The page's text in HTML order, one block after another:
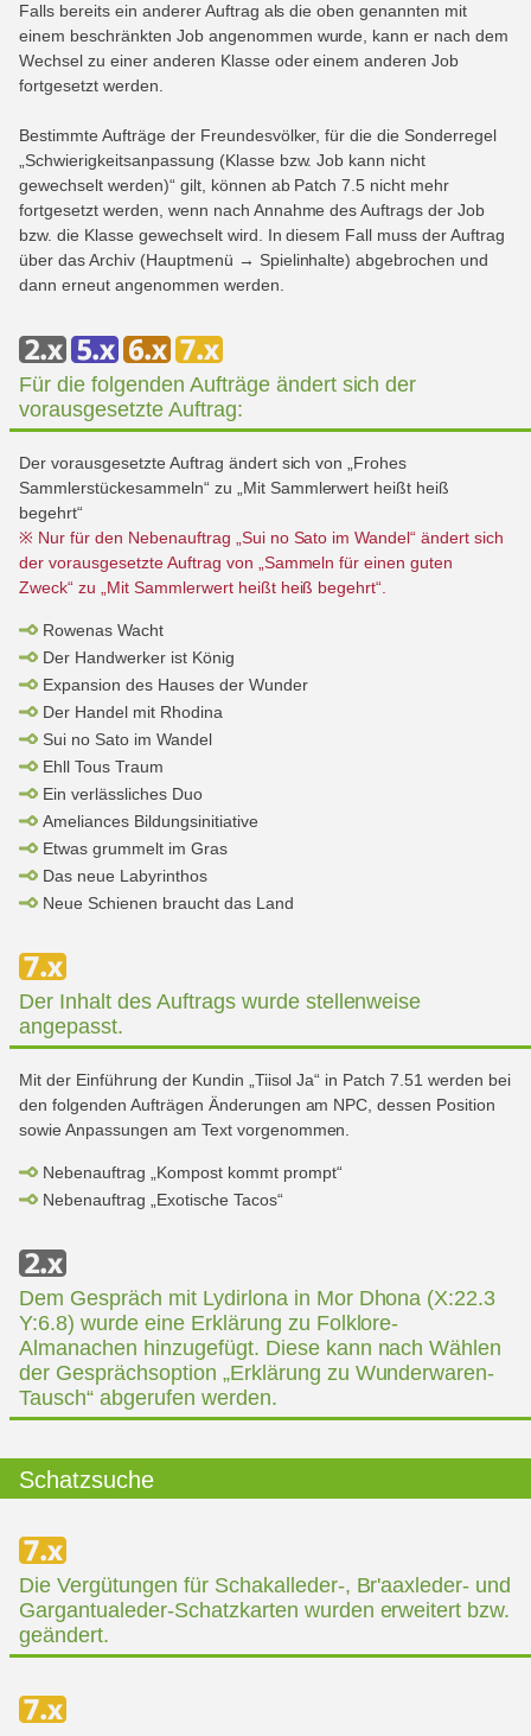
Falls bereits ein anderer Auftrag als die oben genannten mit
einem beschränkten Job angenommen wurde, kann er nach dem
Wechsel zu einer anderen Klasse oder einem anderen Job
fortgesetzt werden.
Bestimmte Aufträge der Freundesvölker, für die die Sonderregel
„Schwierigkeitsanpassung (Klasse bzw. Job kann nicht
gewechselt werden)“ gilt, können ab Patch 7.5 nicht mehr
fortgesetzt werden, wenn nach Annahme des Auftrags der Job
bzw. die Klasse gewechselt wird. In diesem Fall muss der Auftrag
über das Archiv (Hauptmenü → Spielinhalte) abgebrochen und
dann erneut angenommen werden.
Für die folgenden Aufträge ändert sich der
vorausgesetzte Auftrag:
Der vorausgesetzte Auftrag ändert sich von „Frohes
Sammlerstückesammeln“ zu „Mit Sammlerwert heißt heiß
begehrt“
※ Nur für den Nebenauftrag „Sui no Sato im Wandel“ ändert sich
der vorausgesetzte Auftrag von „Sammeln für einen guten
Zweck“ zu „Mit Sammlerwert heißt heiß begehrt“.
Rowenas Wacht
Der Handwerker ist König
Expansion des Hauses der Wunder
Der Handel mit Rhodina
Sui no Sato im Wandel
Ehll Tous Traum
Ein verlässliches Duo
Ameliances Bildungsinitiative
Etwas grummelt im Gras
Das neue Labyrinthos
Neue Schienen braucht das Land
Der Inhalt des Auftrags wurde stellenweise
angepasst.
Mit der Einführung der Kundin „Tiisol Ja“ in Patch 7.51 werden bei
den folgenden Aufträgen Änderungen am NPC, dessen Position
sowie Anpassungen am Text vorgenommen.
Nebenauftrag „Kompost kommt prompt“
Nebenauftrag „Exotische Tacos“
Dem Gespräch mit Lydirlona in Mor Dhona (X:22.3
Y:6.8) wurde eine Erklärung zu Folklore-
Almanachen hinzugefügt. Diese kann nach Wählen
der Gesprächsoption „Erklärung zu Wunderwaren-
Tausch“ abgerufen werden.
Schatzsuche
Die Vergütungen für Schakalleder-, Br'aaxleder- und
Gargantualeder-Schatzkarten wurden erweitert bzw.
geändert.